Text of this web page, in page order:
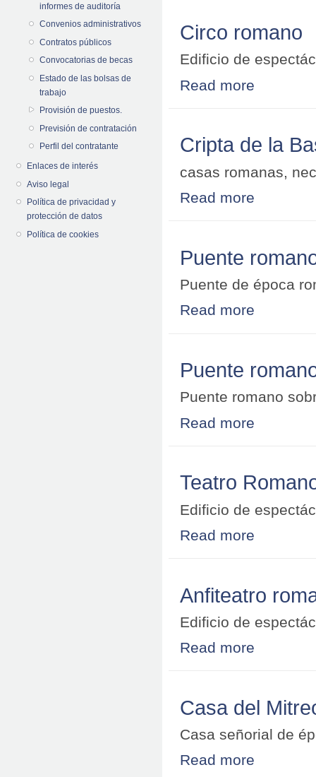
informes de auditoría
Convenios administrativos
Contratos públicos
Convocatorias de becas
Estado de las bolsas de
trabajo
Provisión de puestos.
Previsión de contratación
Perfil del contratante
Enlaces de interés
Aviso legal
Política de privacidad y
protección de datos
Política de cookies
Circo romano
Edificio de
Read more
Cripta de la
casas romanas,
Read more
Puente
Puente de época
Read more
Puente
Puente romano
Read more
Teatro
Edificio de
Read more
Anfiteatro
Edificio de
Read more
Casa del
Casa señorial de
Read more